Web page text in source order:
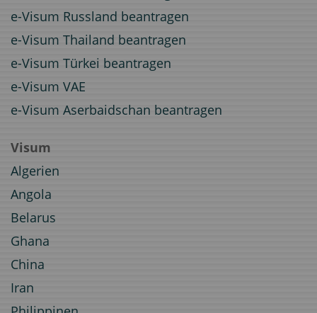
e-Visum Russland beantragen
e-Visum Thailand beantragen
e-Visum Türkei beantragen
e-Visum VAE
e-Visum Aserbaidschan beantragen
Visum
Algerien
Angola
Belarus
Ghana
China
Iran